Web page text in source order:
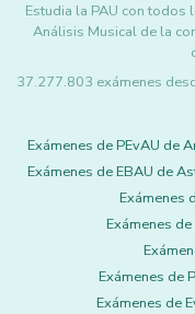
Estudia la PAU con
Análisis Musical de la
37.277.803 exámenes
Exámenes de PEvAU de
Exámenes de EBAU de
Exámenes
Exámenes
Exámenes de
Exámenes de